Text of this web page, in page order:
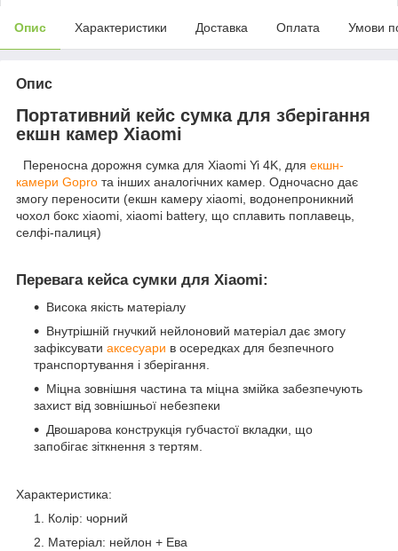
Опис Характеристики Доставка Оплата Умови
Опис
Портативний кейс сумка для зберігання
екшн камер Xiaomi
Переносна дорожня сумка для Xiaomi Yi 4K, для екшн-
камери Gopro та інших аналогічних камер. Одночасно дає
змогу переносити (екшн камеру xiaomi, водонепроникний
чохол бокс xiaomi, xiaomi battery, що сплавить поплавець,
селфі-палиця)
Перевага кейса сумки для Xiaomi:
Висока якість матеріалу
Внутрішній гнучкий нейлоновий матеріал дає змогу
зафіксувати аксесуари в осередках для безпечного
транспортування і зберігання.
Міцна зовнішня частина та міцна змійка забезпечують
захист від зовнішньої небезпеки
Двошарова конструкція губчастої вкладки, що
запобігає зіткнення з тертям.
Характеристика:
Колір: чорний
Матеріал: нейлон + Ева